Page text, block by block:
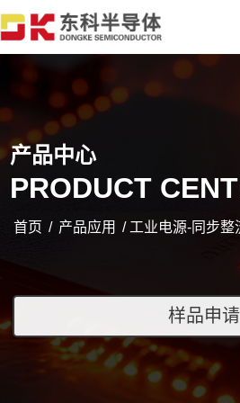
产品中心
PRODUCT
首页 / 产品应用 / 工业电源-同步整
样品申请